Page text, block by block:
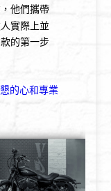
他們攜帶
實際上並
的第一步
的心和專業